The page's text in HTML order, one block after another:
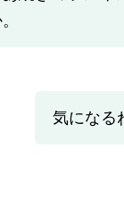
気になる